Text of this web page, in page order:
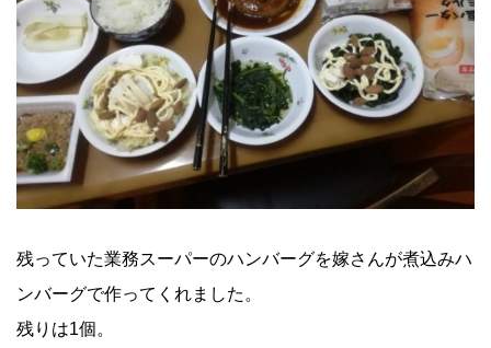
残っていた業務スーパーのハンバーグを嫁さんが煮込みハ
ンバーグで作ってくれました。
残りは1個。